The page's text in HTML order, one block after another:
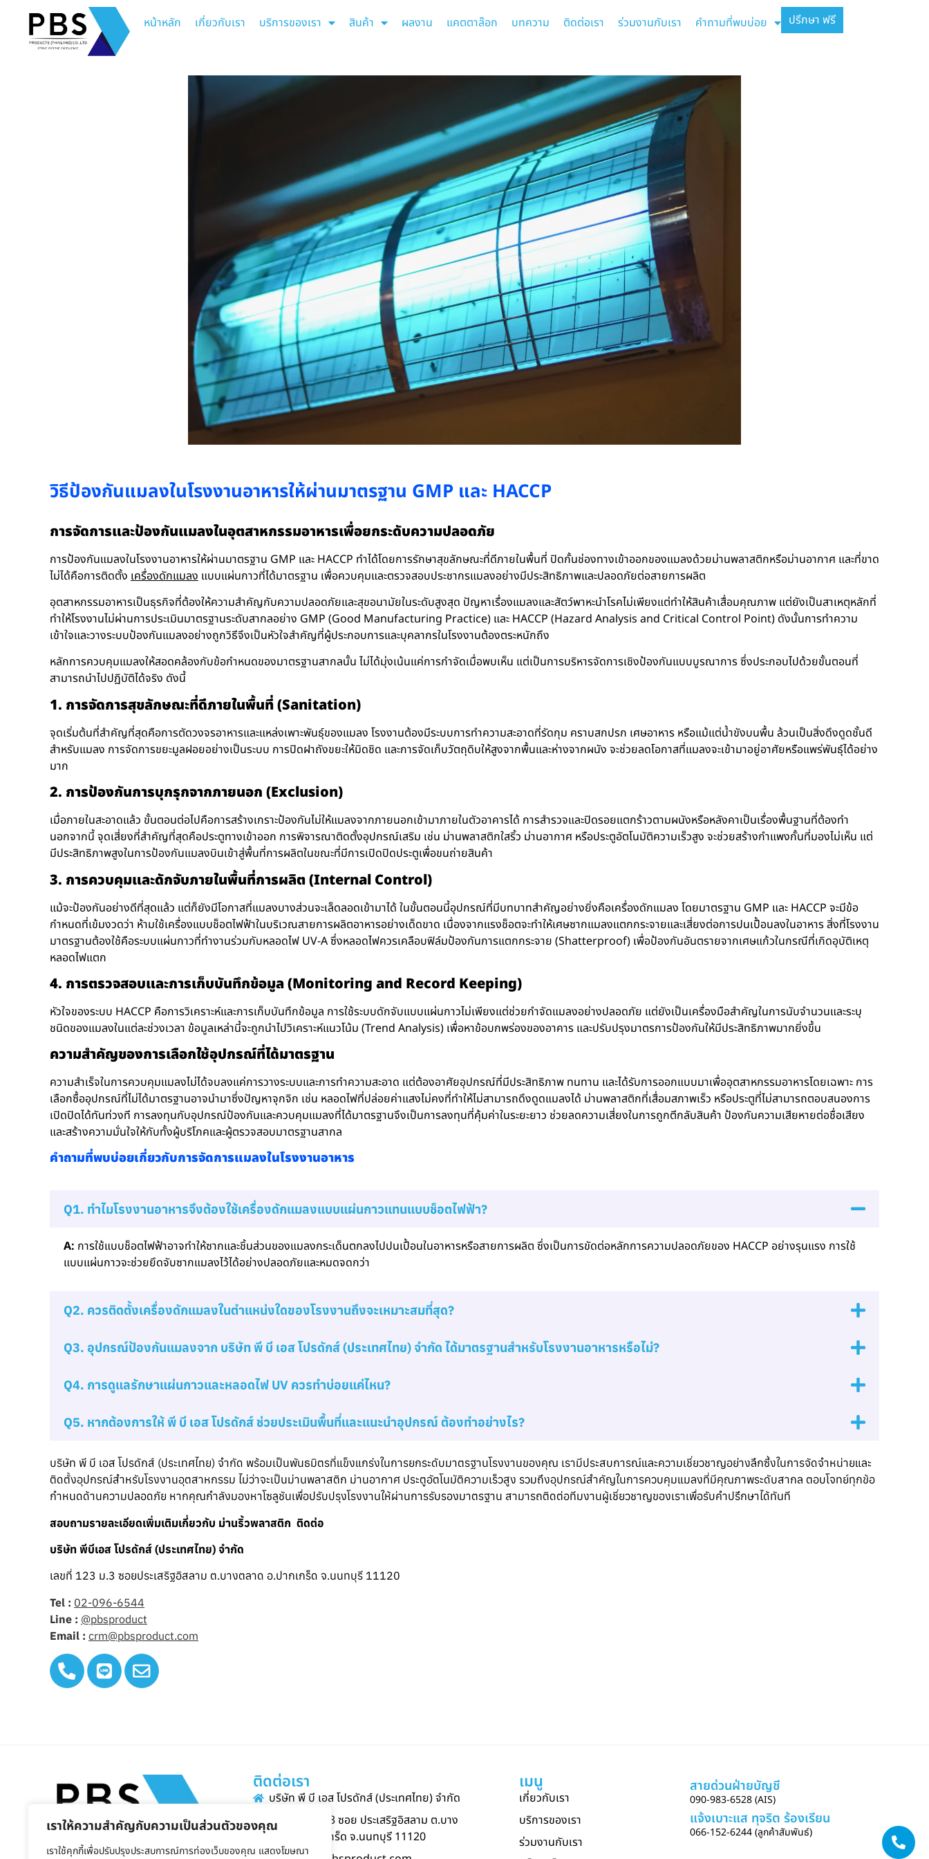
เราให้ความสำคัญกับความเป็นส่วนตัวของคุณ
เราใช้คุกกี้เพื่อปรับปรุงประสบการณ์การท่องเว็บของคุณ แสดงโฆษณา
หน้าหลัก เกี่ยวกับเรา บริการของเรา สินค้า ผลงาน แคตตาล๊อก บทความ ติดต่อเรา ร่วมงานกับเรา คำถามที่พบบ่อย ปรึกษา ฟรี
วิธีป้องกันแมลงในโรงงานอาหารให้ผ่านมาตรฐาน GMP และ HACCP
การจัดการและป้องกันแมลงในอุตสาหกรรมอาหารเพื่อยกระดับความปลอดภัย
การป้องกันแมลงในโรงงานอาหารให้ผ่านมาตรฐาน GMP และ HACCP ทำได้โดยการรักษาสุขลักษณะที่ดีภายในพื้นที่ ปิดกั้นช่องทางเข้าออกของแมลงด้วยม่านพลาสติกหรือม่านอากาศ และที่ขาด
ไม่ได้คือการติดตั้ง เครื่องดักแมลง แบบแผ่นกาวที่ได้มาตรฐาน เพื่อควบคุมและตรวจสอบประชากรแมลงอย่างมีประสิทธิภาพและปลอดภัยต่อสายการผลิต
อุตสาหกรรมอาหารเป็นธุรกิจที่ต้องให้ความสำคัญกับความปลอดภัยและสุขอนามัยในระดับสูงสุด ปัญหาเรื่องแมลงและสัตว์พาหะนำโรคไม่เพียงแต่ทำให้สินค้าเสื่อมคุณภาพ แต่ยังเป็นสาเหตุหลักที่
ทำให้โรงงานไม่ผ่านการประเมินมาตรฐานระดับสากลอย่าง GMP (Good Manufacturing Practice) และ HACCP (Hazard Analysis and Critical Control Point) ดังนั้นการทำความ
เข้าใจและวางระบบป้องกันแมลงอย่างถูกวิธีจึงเป็นหัวใจสำคัญที่ผู้ประกอบการและบุคลากรในโรงงานต้องตระหนักถึง
หลักการควบคุมแมลงให้สอดคล้องกับข้อกำหนดของมาตรฐานสากลนั้น ไม่ได้มุ่งเน้นแค่การกำจัดเมื่อพบเห็น แต่เป็นการบริหารจัดการเชิงป้องกันแบบบูรณาการ ซึ่งประกอบไปด้วยขั้นตอนที่
สามารถนำไปปฏิบัติได้จริง ดังนี้
1. การจัดการสุขลักษณะที่ดีภายในพื้นที่ (Sanitation)
จุดเริ่มต้นที่สำคัญที่สุดคือการตัดวงจรอาหารและแหล่งเพาะพันธุ์ของแมลง โรงงานต้องมีระบบการทำความสะอาดที่รัดกุม คราบสกปรก เศษอาหาร หรือแม้แต่น้ำขังบนพื้น ล้วนเป็นสิ่งดึงดูดชั้นดี
สำหรับแมลง การจัดการขยะมูลฝอยอย่างเป็นระบบ การปิดฝาถังขยะให้มิดชิด และการจัดเก็บวัตถุดิบให้สูงจากพื้นและห่างจากผนัง จะช่วยลดโอกาสที่แมลงจะเข้ามาอยู่อาศัยหรือแพร่พันธุ์ได้อย่าง
มาก
2. การป้องกันการบุกรุกจากภายนอก (Exclusion)
เมื่อภายในสะอาดแล้ว ขั้นตอนต่อไปคือการสร้างเกราะป้องกันไม่ให้แมลงจากภายนอกเข้ามาภายในตัวอาคารได้ การสำรวจและปิดรอยแตกร้าวตามผนังหรือหลังคาเป็นเรื่องพื้นฐานที่ต้องทำ
นอกจากนี้ จุดเสี่ยงที่สำคัญที่สุดคือประตูทางเข้าออก การพิจารณาติดตั้งอุปกรณ์เสริม เช่น ม่านพลาสติกใสริ้ว ม่านอากาศ หรือประตูอัตโนมัติความเร็วสูง จะช่วยสร้างกำแพงกั้นที่มองไม่เห็น แต่
มีประสิทธิภาพสูงในการป้องกันแมลงบินเข้าสู่พื้นที่การผลิตในขณะที่มีการเปิดปิดประตูเพื่อขนถ่ายสินค้า
3. การควบคุมและดักจับภายในพื้นที่การผลิต (Internal Control)
แม้จะป้องกันอย่างดีที่สุดแล้ว แต่ก็ยังมีโอกาสที่แมลงบางส่วนจะเล็ดลอดเข้ามาได้ ในขั้นตอนนี้อุปกรณ์ที่มีบทบาทสำคัญอย่างยิ่งคือเครื่องดักแมลง โดยมาตรฐาน GMP และ HACCP จะมีข้อ
กำหนดที่เข้มงวดว่า ห้ามใช้เครื่องแบบช็อตไฟฟ้าในบริเวณสายการผลิตอาหารอย่างเด็ดขาด เนื่องจากแรงช็อตจะทำให้เศษซากแมลงแตกกระจายและเสี่ยงต่อการปนเปื้อนลงในอาหาร สิ่งที่โรงงาน
มาตรฐานต้องใช้คือระบบแผ่นกาวที่ทำงานร่วมกับหลอดไฟ UV-A ซึ่งหลอดไฟควรเคลือบฟิล์มป้องกันการแตกกระจาย (Shatterproof) เพื่อป้องกันอันตรายจากเศษแก้วในกรณีที่เกิดอุบัติเหตุ
หลอดไฟแตก
4. การตรวจสอบและการเก็บบันทึกข้อมูล (Monitoring and Record Keeping)
หัวใจของระบบ HACCP คือการวิเคราะห์และการเก็บบันทึกข้อมูล การใช้ระบบดักจับแบบแผ่นกาวไม่เพียงแต่ช่วยกำจัดแมลงอย่างปลอดภัย แต่ยังเป็นเครื่องมือสำคัญในการนับจำนวนและระบุ
ชนิดของแมลงในแต่ละช่วงเวลา ข้อมูลเหล่านี้จะถูกนำไปวิเคราะห์แนวโน้ม (Trend Analysis) เพื่อหาข้อบกพร่องของอาคาร และปรับปรุงมาตรการป้องกันให้มีประสิทธิภาพมากยิ่งขึ้น
ความสำคัญของการเลือกใช้อุปกรณ์ที่ได้มาตรฐาน
ความสำเร็จในการควบคุมแมลงไม่ได้จบลงแค่การวางระบบและการทำความสะอาด แต่ต้องอาศัยอุปกรณ์ที่มีประสิทธิภาพ ทนทาน และได้รับการออกแบบมาเพื่ออุตสาหกรรมอาหารโดยเฉพาะ การ
เลือกซื้ออุปกรณ์ที่ไม่ได้มาตรฐานอาจนำมาซึ่งปัญหาจุกจิก เช่น หลอดไฟที่ปล่อยค่าแสงไม่คงที่ทำให้ไม่สามารถดึงดูดแมลงได้ ม่านพลาสติกที่เสื่อมสภาพเร็ว หรือประตูที่ไม่สามารถตอบสนองการ
เปิดปิดได้ทันท่วงที การลงทุนกับอุปกรณ์ป้องกันและควบคุมแมลงที่ได้มาตรฐานจึงเป็นการลงทุนที่คุ้มค่าในระยะยาว ช่วยลดความเสี่ยงในการถูกตีกลับสินค้า ป้องกันความเสียหายต่อชื่อเสียง
และสร้างความมั่นใจให้กับทั้งผู้บริโภคและผู้ตรวจสอบมาตรฐานสากล
คำถามที่พบบ่อยเกี่ยวกับการจัดการแมลงในโรงงานอาหาร
Q1. ทำไมโรงงานอาหารจึงต้องใช้เครื่องดักแมลงแบบแผ่นกาวแทนแบบช็อตไฟฟ้า?
A: การใช้แบบช็อตไฟฟ้าอาจทำให้ซากและชิ้นส่วนของแมลงกระเด็นตกลงไปปนเปื้อนในอาหารหรือสายการผลิต ซึ่งเป็นการขัดต่อหลักการความปลอดภัยของ HACCP อย่างรุนแรง การใช้
แบบแผ่นกาวจะช่วยยึดจับซากแมลงไว้ได้อย่างปลอดภัยและหมดจดกว่า
Q2. ควรติดตั้งเครื่องดักแมลงในตำแหน่งใดของโรงงานถึงจะเหมาะสมที่สุด?
Q3. อุปกรณ์ป้องกันแมลงจาก บริษัท พี บี เอส โปรดักส์ (ประเทศไทย) จำกัด ได้มาตรฐานสำหรับโรงงานอาหารหรือไม่?
Q4. การดูแลรักษาแผ่นกาวและหลอดไฟ UV ควรทำบ่อยแค่ไหน?
Q5. หากต้องการให้ พี บี เอส โปรดักส์ ช่วยประเมินพื้นที่และแนะนำอุปกรณ์ ต้องทำอย่างไร?
บริษัท พี บี เอส โปรดักส์ (ประเทศไทย) จำกัด พร้อมเป็นพันธมิตรที่แข็งแกร่งในการยกระดับมาตรฐานโรงงานของคุณ เรามีประสบการณ์และความเชี่ยวชาญอย่างลึกซึ้งในการจัดจำหน่ายและ
ติดตั้งอุปกรณ์สำหรับโรงงานอุตสาหกรรม ไม่ว่าจะเป็นม่านพลาสติก ม่านอากาศ ประตูอัตโนมัติความเร็วสูง รวมถึงอุปกรณ์สำคัญในการควบคุมแมลงที่มีคุณภาพระดับสากล ตอบโจทย์ทุกข้อ
กำหนดด้านความปลอดภัย หากคุณกำลังมองหาโซลูชันเพื่อปรับปรุงโรงงานให้ผ่านการรับรองมาตรฐาน สามารถติดต่อทีมงานผู้เชี่ยวชาญของเราเพื่อรับคำปรึกษาได้ทันที
สอบถามรายละเอียดเพิ่มเติมเกี่ยวกับ ม่านริ้วพลาสติก ติดต่อ
บริษัท พีบีเอส โปรดักส์ (ประเทศไทย) จำกัด
เลขที่ 123 ม.3 ซอยประเสริฐอิสลาม ต.บางตลาด อ.ปากเกร็ด จ.นนทบุรี 11120
Tel : 02-096-6544
Line : @pbsproduct
Email : crm@pbsproduct.com
ติดตามเราได้ที่
ติดต่อเรา
บริษัท พี บี เอส โปรดักส์ (ประเทศไทย) จำกัด
ที่อยู่ 123 หมู่ 3 ซอย ประเสริฐอิสลาม ต.บาง
ตลาด อ.ปากเกร็ด จ.นนทบุรี 11120
เมนู
เกี่ยวกับเรา
บริการของเรา
ร่วมงานกับเรา
สายด่วนฝ่ายบัญชี
090-983-6528 (AIS)
แจ้งเบาะแส ทุจริต ร้องเรียน
066-152-6244 (ลูกค้าสัมพันธ์)